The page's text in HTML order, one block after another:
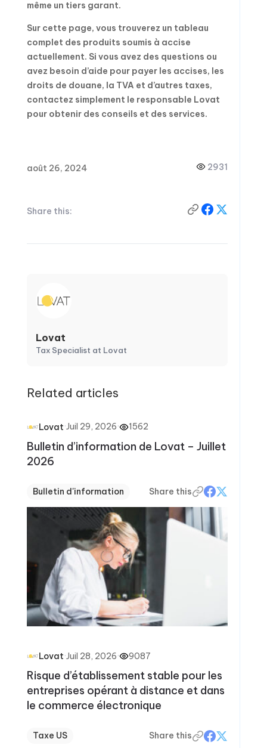
même un tiers garant.
Sur cette page, vous trouverez un tableau
complet des produits soumis à accise
actuellement. Si vous avez des questions ou
avez besoin d’aide pour payer les accises, les
droits de douane, la TVA et d’autres taxes,
contactez simplement le responsable Lovat
pour obtenir des conseils et des services.
août 26, 2024 2931
Share this:
Lovat
Tax Specialist at Lovat
Related articles
Lovat·Juil 29, 2026· 1562
Bulletin d’information de Lovat – Juillet
2026
Bulletin d'information Share this
Lovat·Juil 28, 2026· 9087
Risque d’établissement stable pour les
entreprises opérant à distance et dans
le commerce électronique
Taxe US Share this